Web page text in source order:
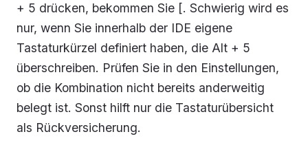
+ 5 drücken, bekommen Sie [. Schwierig wird es
nur, wenn Sie innerhalb der IDE eigene
Tastaturkürzel definiert haben, die Alt + 5
überschreiben. Prüfen Sie in den Einstellungen,
ob die Kombination nicht bereits anderweitig
belegt ist. Sonst hilft nur die Tastaturübersicht
als Rückversicherung.